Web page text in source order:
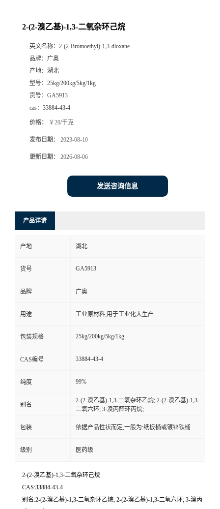
2-(2-溴乙基)-1,3-二氧杂环己烷
英文名称： 2-(2-Bromoethyl)-1,3-dioxane
品牌： 广奥
产地： 湖北
型号： 25kg/200kg/5kg/1kg
货号： GA5913
cas： 33884-43-4
价格： ￥20/千克
发布日期： 2023-08-10
更新日期： 2026-08-06
发送咨询信息
产品详请
产地 湖北
货号 GA5913
品牌 广奥
用途 工业原材料,用于工业化大生产
包装规格 25kg/200kg/5kg/1kg
CAS编号 33884-43-4
纯度 99%
别名
2-(2-溴乙基)-1,3-二氧杂环乙烷; 2-(2-溴乙基)-1,3-
二氧六环; 3-溴丙醛环丙烷;
包装 依据产品性状而定,一般为:纸板桶或镀锌铁桶
级别 医药级
2-(2-溴乙基)-1,3-二氧杂环己烷
CAS:33884-43-4
别名:2-(2-溴乙基)-1,3-二氧杂环乙烷; 2-(2-溴乙基)-1,3-二氧六环; 3-溴丙